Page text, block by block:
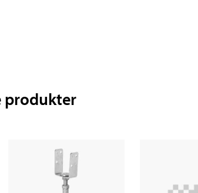
produkter